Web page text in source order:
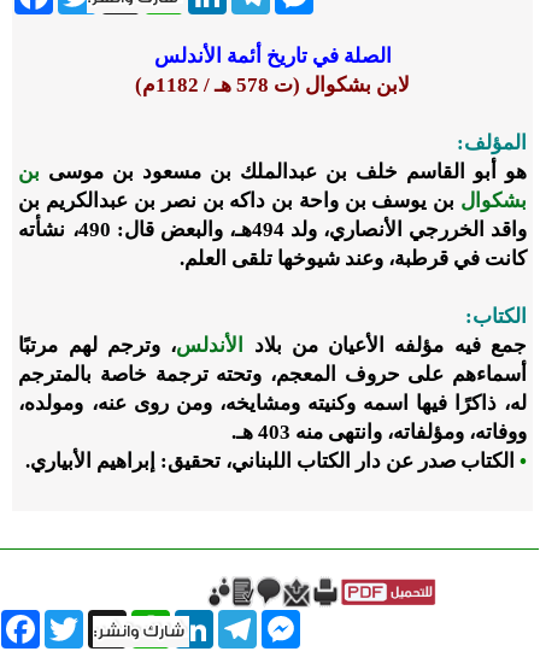
الصلة في تاريخ أئمة الأندلس
لابن بشكوال (ت 578 هـ / 1182م)
المؤلف:
هو أبو القاسم خلف بن عبدالملك بن مسعود بن موسى بن
بشكوال بن يوسف بن واحة بن داكه بن نصر بن عبدالكريم بن
واقد الخررجي الأنصاري، ولد 494هـ، والبعض قال: 490، نشأته
كانت في قرطبة، وعند شيوخها تلقى العلم.
الكتاب:
جمع فيه مؤلفه الأعيان من بلاد
الأندلس، وترجم لهم مرتبًا
أسماءهم على حروف المعجم، وتحته ترجمة خاصة بالمترجم
له، ذاكرًا فيها اسمه وكنيته ومشايخه، ومن روى عنه، ومولده،
ووفاته، ومؤلفاته، وانتهى منه 403 هـ.
• الكتاب صدر عن دار الكتاب اللبناني، تحقيق: إبراهيم الأبياري.
Twitter X
WhatsAppLinkedInTelegram
Messenger